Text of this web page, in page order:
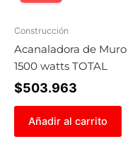
Construcción
Acanaladora de Muro
1500 watts TOTAL
$503.963
Añadir al carrito